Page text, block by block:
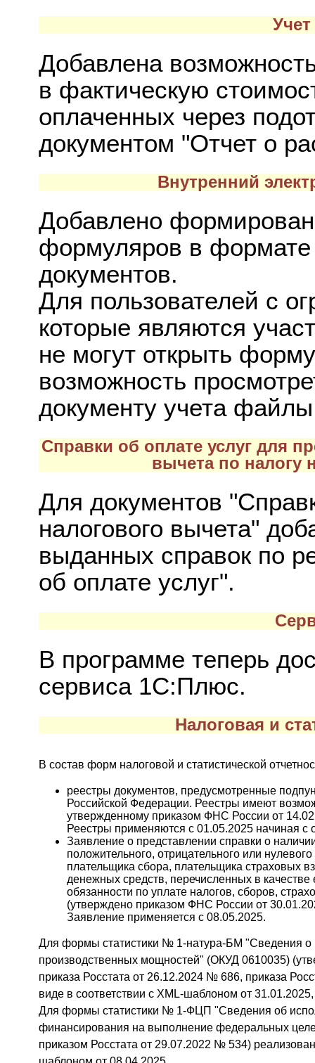
Учет
Добавлена
в фактическую
оплаченных через
документом "Отчет о
Внутренний
Добавлено
формуляров в формате
документов.
Для пользователей с
которые являются
не могут открыть
возможность
документу учета
Справки об оплате услуг для
вычета по налогу
Для документов
налогового вычета"
выданных справок по
об оплате услуг".
В программе теперь
сервиса 1С:Плюс.
Налоговая и
В состав форм налоговой и статистической
реестры документов, предусмотренные
Российской Федерации. Реестры имеют
утвержденному приказом ФНС России от
Реестры применяются с 01.05.2025 начиная с
Заявление о представлении справки о
положительного, отрицательного или
плательщика сбора, плательщика страховых
денежных средств, перечисленных в
обязанности по уплате налогов, сборов,
(утверждено приказом ФНС России от
Заявление применяется с 08.05.2025.
Для формы статистики № 1-натура-БМ "Сведения о
производственных мощностей" (ОКУД 0610035)
приказа Росстата от 26.12.2024 № 686, приказа
виде в соответствии с XML-шаблоном от
Для формы статистики № 1-ФЦП "Сведения об
финансирования на выполнение федеральных
приказом Росстата от 29.07.2022 № 534)